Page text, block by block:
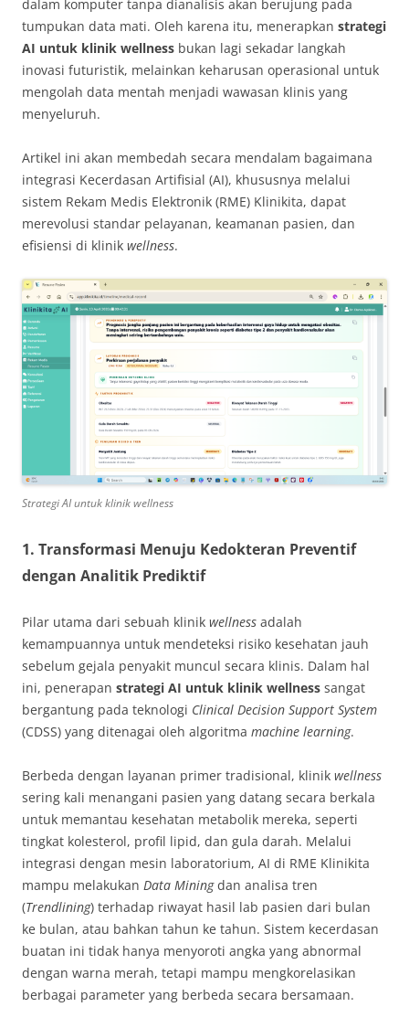
dalam komputer tanpa dianalisis akan berujung pada
tumpukan data mati. Oleh karena itu, menerapkan strategi
AI untuk klinik wellness bukan lagi sekadar langkah
inovasi futuristik, melainkan keharusan operasional untuk
mengolah data mentah menjadi wawasan klinis yang
menyeluruh.
Artikel ini akan membedah secara mendalam bagaimana
integrasi Kecerdasan Artifisial (AI), khususnya melalui
sistem Rekam Medis Elektronik (RME) Klinikita, dapat
merevolusi standar pelayanan, keamanan pasien, dan
efisiensi di klinik wellness.
Strategi AI untuk klinik wellness
1. Transformasi Menuju Kedokteran Preventif
dengan Analitik Prediktif
Pilar utama dari sebuah klinik wellness adalah
kemampuannya untuk mendeteksi risiko kesehatan jauh
sebelum gejala penyakit muncul secara klinis. Dalam hal
ini, penerapan strategi AI untuk klinik wellness sangat
bergantung pada teknologi Clinical Decision Support System
(CDSS) yang ditenagai oleh algoritma machine learning.
Berbeda dengan layanan primer tradisional, klinik wellness
sering kali menangani pasien yang datang secara berkala
untuk memantau kesehatan metabolik mereka, seperti
tingkat kolesterol, profil lipid, dan gula darah. Melalui
integrasi dengan mesin laboratorium, AI di RME Klinikita
mampu melakukan Data Miningdan analisa tren
(Trendlining) terhadap riwayat hasil lab pasien dari bulan
ke bulan, atau bahkan tahun ke tahun. Sistem kecerdasan
buatan ini tidak hanya menyoroti angka yang abnormal
dengan warna merah, tetapi mampu mengkorelasikan
berbagai parameter yang berbeda secara bersamaan.